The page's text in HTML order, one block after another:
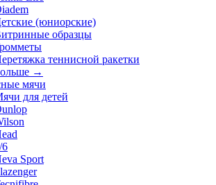
(юниорские)
образцы
теннисной ракетки
→
мячи
для детей
6
Sport